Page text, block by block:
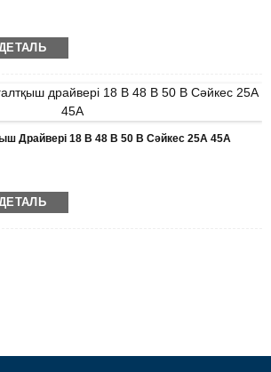
ISO
көбік қорабы бар картон, паллет
күні
T/T, Western Union, MoneyGram
1000 дана
Драйвері 18 В 48 В 50 В Сәйкес 25А 45А
ISO